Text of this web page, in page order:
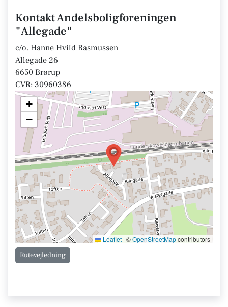
Kontakt Andelsboligforeningen
"Allegade"
c/o. Hanne Hviid Rasmussen
Allegade 26
6650 Brørup
CVR: 30960386
+
−
Leaflet | ©OpenStreetMapcontributors
Rutevejledning